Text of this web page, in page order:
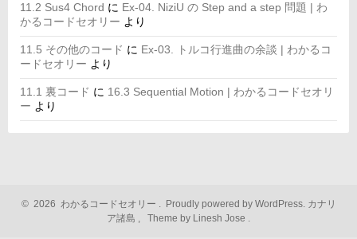
11.2 Sus4 Chord に Ex-04. NiziU の Step and a step 問題 | わ
かるコードセオリー より
11.5 その他のコード に Ex-03. トルコ行進曲の余談 | わかるコ
ードセオリー より
11.1 裏コード に 16.3 Sequential Motion | わかるコードセオリ
ー より
© 2026 わかるコードセオリー . Proudly powered by WordPress. カナリ
ア諸島 , Theme by Linesh Jose .